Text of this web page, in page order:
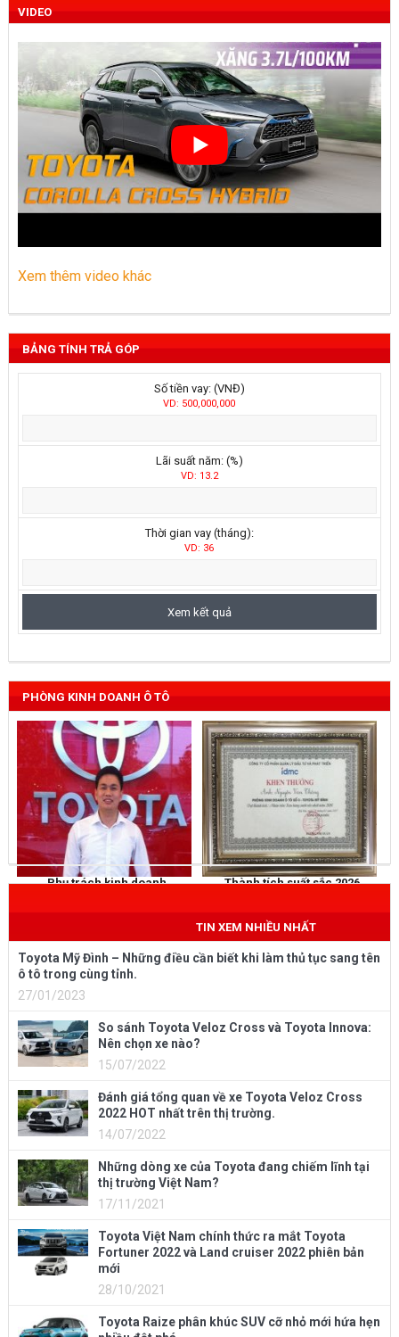
Lựa chọn Toyota Corolla Cross hay Mazda CX-5 trong phân
Những thay đổi trên dòng xe Vios 2022
VIDEO
Xem thêm video khác
BẢNG TÍNH TRẢ GÓP
Số tiền vay: (VNĐ)
VD: 500,000,000
Lãi suất năm: (%)
VD: 13.2
Thời gian vay (tháng):
VD: 36
PHÒNG KINH DOANH Ô TÔ
Phụ trách kinh doanh Thành tích suất sắc 2026
TIN XEM NHIỀU NHẤT
Toyota Mỹ Đình – Những điều cần biết khi làm thủ tục sang tên
ô tô trong cùng tỉnh.
27/01/2023
So sánh Toyota Veloz Cross và Toyota Innova:
Nên chọn xe nào?
15/07/2022
Đánh giá tổng quan về xe Toyota Veloz Cross
2022 HOT nhất trên thị trường.
14/07/2022
Những dòng xe của Toyota đang chiếm lĩnh tại
thị trường Việt Nam?
17/11/2021
Toyota Việt Nam chính thức ra mắt Toyota
Fortuner 2022 và Land cruiser 2022 phiên bản
mới
28/10/2021
Toyota Raize phân khúc SUV cỡ nhỏ mới hứa hẹn